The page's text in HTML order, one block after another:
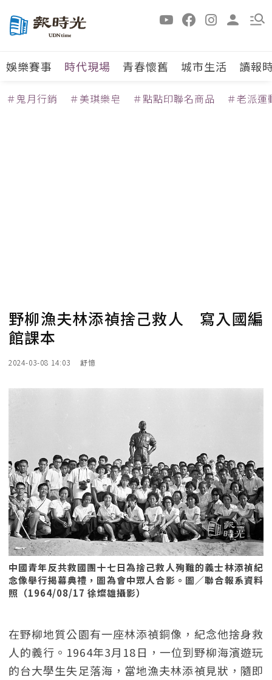
娛樂賽事 時代現場 青春懷舊 城市生活 讀報
＃鬼月行銷 ＃美琪樂皂 ＃點點印聯名商品 ＃老派運
野柳漁夫林添禎捨己救人 寫入國編
館課本
2024-03-08 14:03 舒憶
中國青年反共救國團十七日為捨己救人殉難的義士林添禎紀
念像舉行揭幕典禮，圖為會中眾人合影。圖／聯合報系資料
照（1964/08/17 徐燦雄攝影）
在野柳地質公園有一座林添禎銅像，紀念他捨身救
人的義行。1964年3月18日，一位到野柳海濱遊玩
的台大學生失足落海，當地漁夫林添禎見狀，隨即